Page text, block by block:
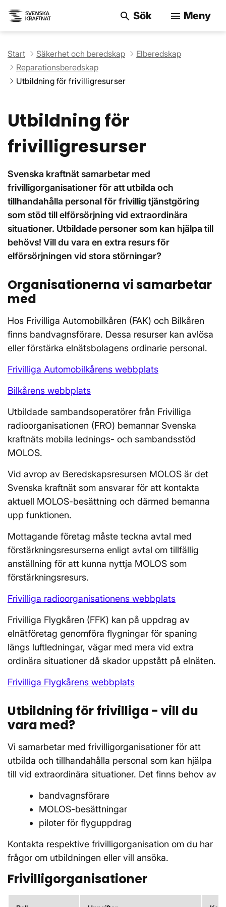
search Sök menu Meny
Start Säkerhet och beredskap
Elberedskap
Reparationsberedskap
Utbildning för frivilligresurser
Utbildning för
frivilligresurser
Svenska kraftnät samarbetar med
frivilligorganisationer för att utbilda och
tillhandahålla personal för frivillig tjänstgöring
som stöd till elförsörjning vid extraordinära
situationer. Utbildade personer som kan hjälpa till
behövs! Vill du vara en extra resurs för
elförsörjningen vid stora störningar?
Organisationerna vi samarbetar
med
Hos Frivilliga Automobilkåren (FAK) och Bilkåren
finns bandvagnsförare. Dessa resurser kan avlösa
eller förstärka elnätsbolagens ordinarie personal.
Frivilliga Automobilkårens webbplats
Bilkårens webbplats
Utbildade sambandsoperatörer från Frivilliga
radioorganisationen (FRO) bemannar Svenska
kraftnäts mobila lednings- och sambandsstöd
MOLOS.
Vid avrop av Beredskapsresursen MOLOS är det
Svenska kraftnät som ansvarar för att kontakta
aktuell MOLOS-besättning och därmed bemanna
upp funktionen.
Mottagande företag måste teckna avtal med
förstärkningsresurserna enligt avtal om tillfällig
anställning för att kunna nyttja MOLOS som
förstärkningsresurs.
Frivilliga radioorganisationens webbplats
Frivilliga Flygkåren (FFK) kan på uppdrag av
elnätföretag genomföra flygningar för spaning
längs luftledningar, vägar med mera vid extra
ordinära situationer då skador uppstått på elnäten.
Frivilliga Flygkårens webbplats
Utbildning för frivilliga - vill du
vara med?
Vi samarbetar med frivilligorganisationer för att
utbilda och tillhandahålla personal som kan hjälpa
till vid extraordinära situationer. Det finns behov av
bandvagnsförare
MOLOS-besättningar
piloter för flyguppdrag
Kontakta respektive frivilligorganisation om du har
frågor om utbildningen eller vill ansöka.
Frivilligorganisationer